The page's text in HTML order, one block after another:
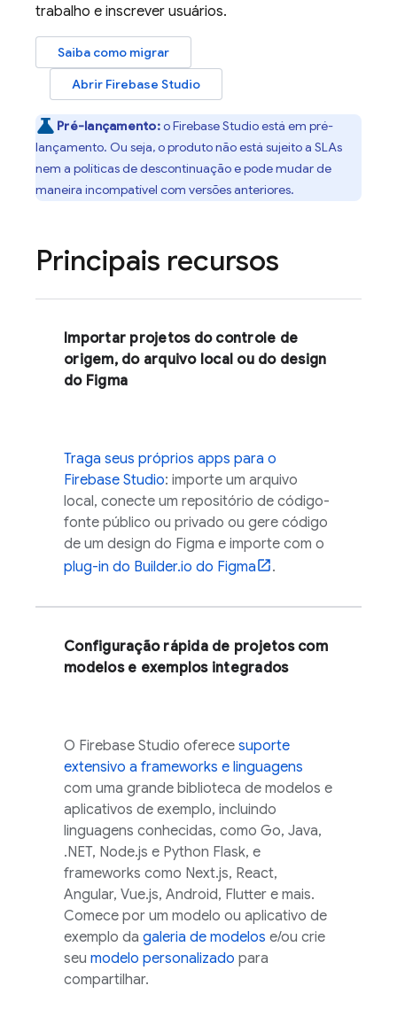
trabalho e inscrever usuários.
Saiba como migrar
Abrir Firebase Studio
Pré-lançamento:oFirebase Studioestá em pré-
lançamento. Ou seja, o produto não está sujeito a SLAs
nem a políticas de descontinuação e pode mudar de
maneira incompatível com versões anteriores.
Principais recursos
Importar projetos do controle de
origem, do arquivo local ou do design
do Figma
Traga seus próprios apps para o
Firebase Studio: importe um arquivo
local, conecte um repositório de código-
fonte público ou privado ou gere código
de um design do Figma e importe com o
plug-in do Builder.io do Figma
.
Configuração rápida de projetos com
modelos e exemplos integrados
O Firebase Studio oferece suporte
extensivo a frameworks e linguagens
com uma grande biblioteca de modelos e
aplicativos de exemplo, incluindo
linguagens conhecidas, como Go, Java,
.NET, Node.js e Python Flask, e
frameworks como Next.js, React,
Angular, Vue.js, Android, Flutter e mais.
Comece por um modelo ou aplicativo de
exemplo da galeria de modelos e/ou crie
seu modelo personalizado para
compartilhar.